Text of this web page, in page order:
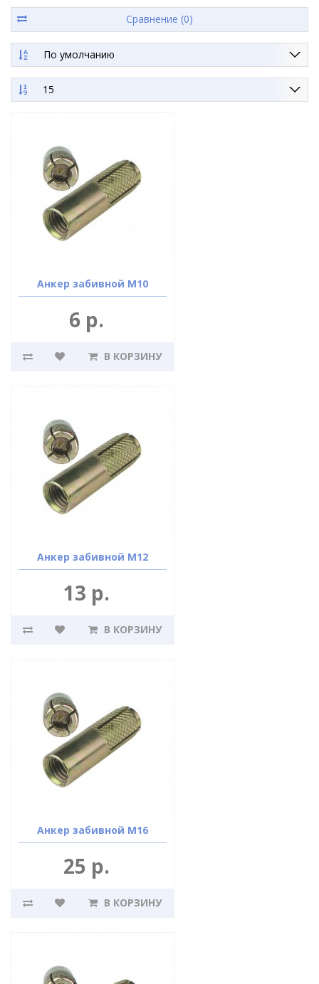
Сравнение (0)
По умолчанию
15
Анкер забивной М10
6 р.
В КОРЗИНУ
Анкер забивной М12
13 р.
В КОРЗИНУ
Анкер забивной М16
25 р.
В КОРЗИНУ